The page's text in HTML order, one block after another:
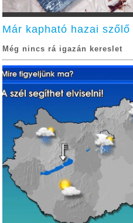
Már kapható hazai szőlő
Még nincs rá igazán kereslet